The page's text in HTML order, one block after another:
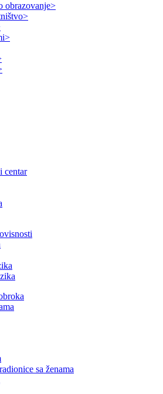
obrazovanje>
>
>
centar
sa ženama